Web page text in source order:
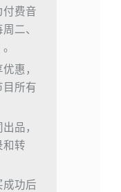
付费音
二、
惠，
目所有
品，
和转
成功后